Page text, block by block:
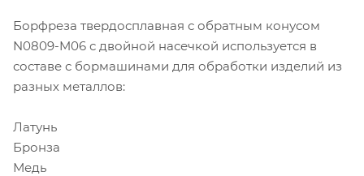
Борфреза твердосплавная с обратным конусом
N0809-M06 с двойной насечкой используется в
составе с бормашинами для обработки изделий из
разных металлов:
Латунь
Бронза
Медь